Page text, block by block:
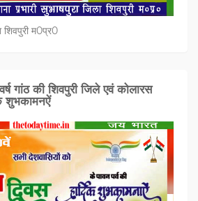
शिवपुरी म0प्र0
गांठ की शिवपुरी जिले एवं कोलारस
शुभकामनऐं